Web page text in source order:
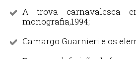
A trova carnavalesca
monografia,1994;
Camargo Guarnieri e os